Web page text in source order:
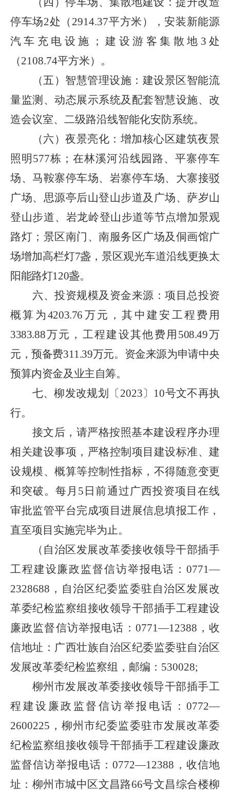
停车场2处（ 2914.37平方米），安装新能源
汽车充电设施；建设游客集散地 3 处
（2108.74平方米）。
（五）智慧管理设施：建设景区智能流
量监测、动态展示系统及配套智慧设施、改
造会议室、二级路沿线智能化安防系统。
（六）夜景亮化：增加核心区建筑夜景
照明 577栋；在林溪河沿线园路、平寨停车
场、马鞍寨停车场、岩寨停车场、大寨接驳
广场、思源亭后山登山步道及广场、萨岁山
登山步道、岩龙岭登山步道等节点增加景观
路灯；景区南门、南服务区广场及侗画馆广
场增加高栏灯7盏，景区观光车道沿线更换太
阳能路灯120盏。
六、投资规模及资金来源：项目总投资
概算为 4203.76 万元，其中建安工程费用
3383.88万元，工程建设其他费用 508.49万
元，预备费311.39万元。资金来源为申请中央
预算内资金及业主自筹。
七、柳发改规划〔 2023〕 10号文不再执
行。
接文后，请严格按照基本建设程序办理
相关建设事项，严格控制项目建设标准、建
设规模、概算等控制性指标，不得随意变更
和突破。每月 5 日前通过广西投资项目在线
审批监管平台完成项目进展信息填报工作，
直至项目实施完毕为止。
（自治区发展改革委接收领导干部插手
工程建设廉政监督信访举报电话： 0771—
2328688 ，自治区纪委监委驻自治区发展改
革委纪检监察组接收领导干部插手工程建设
廉政监督信访举报电话： 0771—12388 ，收
信地址：广西壮族自治区纪委监委驻自治区
发展改革委纪检监察组，邮编： 530028;
柳州市发展改革委接收领导干部插手工
程建设廉政监督信访举报电话： 0772—
2600225 ，柳州市纪委监委驻市发展改革委
纪检监察组接收领导干部插手工程建设廉政
监督信访举报电话：0772—12388 ，收信地
址：柳州市城中区文昌路66号文昌综合楼柳